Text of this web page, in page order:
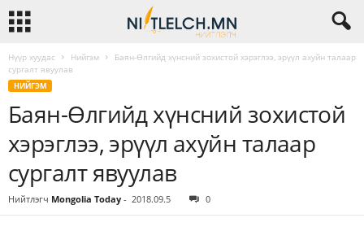
Нүүр хуудас Нийгэм
Баян-Өлгийд хүнсний зохистой хэрэглээ, эрүүл ахуйн талаар
сургалт явуулав
НИЙГЭМ
Баян-Өлгийд хүнсний зохистой
хэрэглээ, эрүүл ахуйн талаар
сургалт явуулав
Нийтлэгч Mongolia Today - 2018.09.5 0